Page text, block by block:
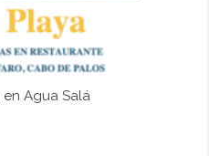
en Agua Salá